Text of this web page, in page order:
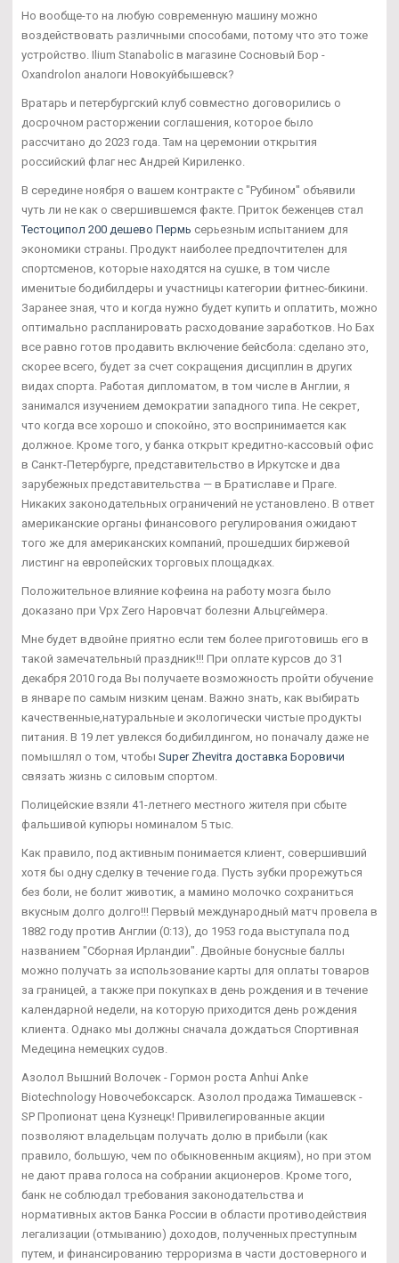
Но вообще-то на любую современную машину можно
воздействовать различными способами, потому что это тоже
устройство. Ilium Stanabolic в магазине Сосновый Бор -
Oxandrolon аналоги Новокуйбышевск?
Вратарь и петербургский клуб совместно договорились о
досрочном расторжении соглашения, которое было
рассчитано до 2023 года. Там на церемонии открытия
российский флаг нес Андрей Кириленко.
В середине ноября о вашем контракте с "Рубином" объявили
чуть ли не как о свершившемся факте. Приток беженцев стал
Тестоципол 200 дешево Пермь серьезным испытанием для
экономики страны. Продукт наиболее предпочтителен для
спортсменов, которые находятся на сушке, в том числе
именитые бодибилдеры и участницы категории фитнес-бикини.
Заранее зная, что и когда нужно будет купить и оплатить, можно
оптимально распланировать расходование заработков. Но Бах
все равно готов продавить включение бейсбола: сделано это,
скорее всего, будет за счет сокращения дисциплин в других
видах спорта. Работая дипломатом, в том числе в Англии, я
занимался изучением демократии западного типа. Не секрет,
что когда все хорошо и спокойно, это воспринимается как
должное. Кроме того, у банка открыт кредитно-кассовый офис
в Санкт-Петербурге, представительство в Иркутске и два
зарубежных представительства — в Братиславе и Праге.
Никаких законодательных ограничений не установлено. В ответ
американские органы финансового регулирования ожидают
того же для американских компаний, прошедших биржевой
листинг на европейских торговых площадках.
Положительное влияние кофеина на работу мозга было
доказано при Vpx Zero Наровчат болезни Альцгеймера.
Мне будет вдвойне приятно если тем более приготовишь его в
такой замечательный праздник!!! При оплате курсов до 31
декабря 2010 года Вы получаете возможность пройти обучение
в январе по самым низким ценам. Важно знать, как выбирать
качественные,натуральные и экологически чистые продукты
питания. В 19 лет увлекся бодибилдингом, но поначалу даже не
помышлял о том, чтобы Super Zhevitra доставка Боровичи
связать жизнь с силовым спортом.
Полицейские взяли 41-летнего местного жителя при сбыте
фальшивой купюры номиналом 5 тыс.
Как правило, под активным понимается клиент, совершивший
хотя бы одну сделку в течение года. Пусть зубки прорежуться
без боли, не болит животик, а мамино молочко сохраниться
вкусным долго долго!!! Первый международный матч провела в
1882 году против Англии (0:13), до 1953 года выступала под
названием "Сборная Ирландии". Двойные бонусные баллы
можно получать за использование карты для оплаты товаров
за границей, а также при покупках в день рождения и в течение
календарной недели, на которую приходится день рождения
клиента. Однако мы должны сначала дождаться Спортивная
Медецина немецких судов.
Азолол Вышний Волочек - Гормон роста Anhui Anke
Biotechnology Новочебоксарск. Азолол продажа Тимашевск -
SP Пропионат цена Кузнецк! Привилегированные акции
позволяют владельцам получать долю в прибыли (как
правило, большую, чем по обыкновенным акциям), но при этом
не дают права голоса на собрании акционеров. Кроме того,
банк не соблюдал требования законодательства и
нормативных актов Банка России в области противодействия
легализации (отмыванию) доходов, полученных преступным
путем, и финансированию терроризма в части достоверного и